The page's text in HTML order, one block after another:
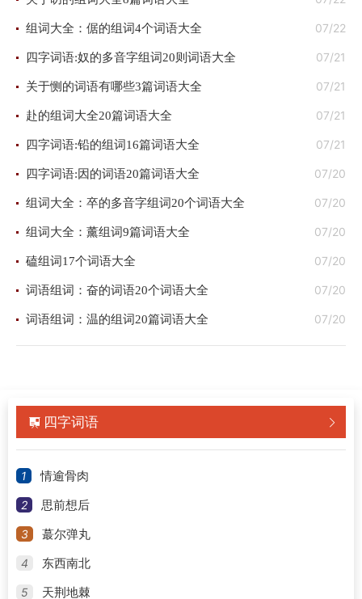
07/22
组词大全：倨的组词4个词语大全
07/21
四字词语:奴的多音字组词20则词语大全
07/21
关于恻的词语有哪些3篇词语大全
07/21
赴的组词大全20篇词语大全
07/21
四字词语:铅的组词16篇词语大全
07/20
四字词语:因的词语20篇词语大全
07/20
组词大全：卒的多音字组词20个词语大全
07/20
组词大全：薰组词9篇词语大全
07/20
磕组词17个词语大全
07/20
词语组词：奋的词语20个词语大全
07/20
词语组词：温的组词20篇词语大全

 四字词语
1 情逾骨肉
2 思前想后
3 蕞尔弹丸
4 东西南北
5 天荆地棘